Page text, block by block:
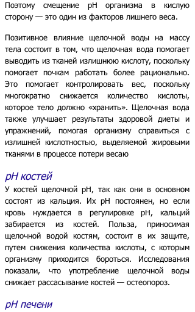
Поэтому смещение pH организма в кислую
сторону — это один из факторов лишнего веса.
Позитивное влияние щелочной воды на массу
тела состоит в том, что щелочная вода помогает
выводить из тканей излишнюю кислоту, поскольку
помогает почкам работать более рационально.
Это помогает контролировать вес, поскольку
многократно снижается количество кислоты,
которое тело должно «хранить». Щелочная вода
также улучшает результаты здоровой диеты и
упражнений, помогая организму справиться с
излишней кислотностью, выделяемой жировыми
тканями в процессе потери весаю
pH костей
У костей щелочной pH, так как они в основном
состоят из кальция. Их pH постоянен, но если
кровь нуждается в регулировке pH, кальций
забирается из костей.
Польза, приносимая
щелочной водой костям, состоит в их защите,
путем снижения количества кислоты, с которым
организму приходится бороться. Исследования
показали, что употребление щелочной воды
снижает рассасывание костей — остеопороз.
pH печени